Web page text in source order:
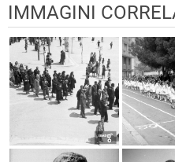
IMMAGINI